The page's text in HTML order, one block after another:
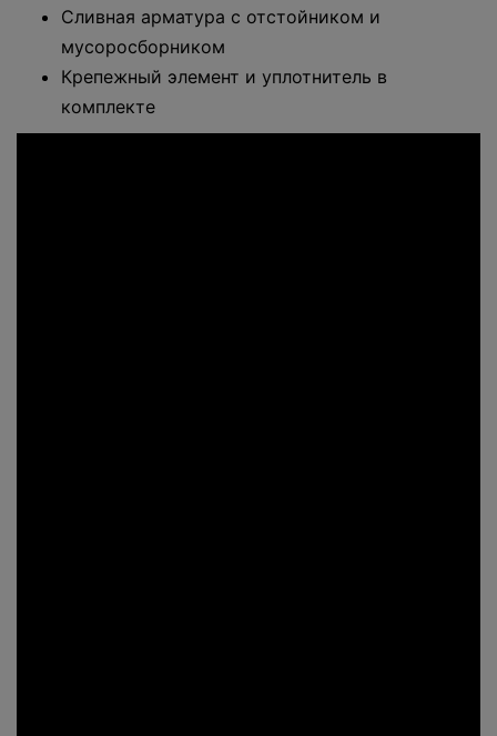
Сливная арматура с отстойником и
мусоросборником
Крепежный элемент и уплотнитель в
комплекте